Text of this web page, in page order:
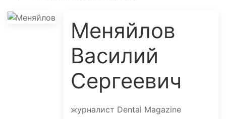
Меняйлов
Василий
Сергеевич
журналист Dental Magazine